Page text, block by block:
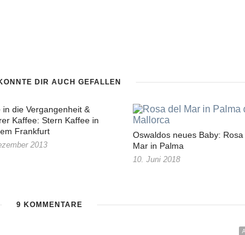
DIR AUCH GEFALLEN
in die Vergangenheit &
Kaffee: Stern Kaffee in
Frankfurt
2013
Oswaldos neues Baby: Rosa
Mar in Palma
10. Juni 2018
9 KOMMENTARE